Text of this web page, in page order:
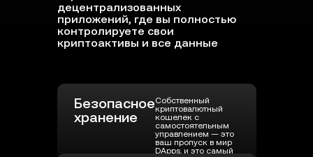
децентрализованных
приложений, где вы полностью
контролируете свои
криптоактивы и все данные
Безопасное
хранение
Собственный
криптовалютный
кошелек с
самостоятельным
управлением — это
ваш пропуск в мир
DApps, и это самый